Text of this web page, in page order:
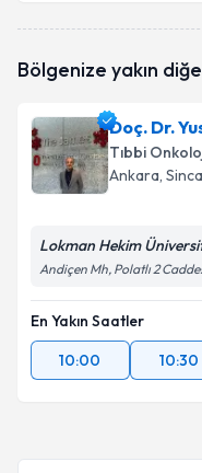
oluşturun. Size bu
E-posta Adresiniz
Kişisel
Metni'ni
Bölgenize yakın
Doç. Dr.
Tıbbi
Ankara,
Lokman Hekim
Andiçen Mh, Polatlı 2
En Yakın Saatler
10:00
10:30